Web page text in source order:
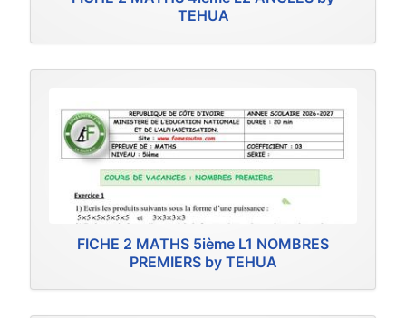
TEHUA
FICHE 2 MATHS 5ième L1 NOMBRES
PREMIERS by TEHUA